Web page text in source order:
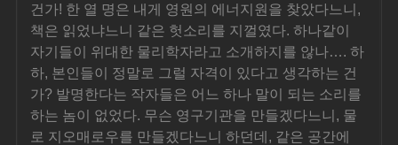
건가! 한 열 명은 내게 영원의 에너지원을 찾았다느니,
책은 읽었냐느니 같은 헛소리를 지껄였다. 하나같이
자기들이 위대한 물리학자라고 소개하지를 않나…. 하
하, 본인들이 정말로 그럴 자격이 있다고 생각하는 건
가? 발명한다는 작자들은 어느 하나 말이 되는 소리를
하는 놈이 없었다. 무슨 영구기관을 만들겠다느니, 물
로 지오매로우를 만들겠다느니 하던데, 같은 공간에